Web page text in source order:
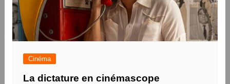
Cinéma
La dictature en cinémascope